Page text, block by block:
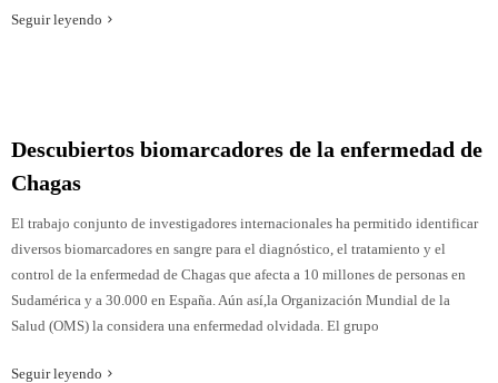
Seguir leyendo
Descubiertos biomarcadores de la enfermedad de
Chagas
El trabajo conjunto de investigadores internacionales ha permitido identificar
diversos biomarcadores en sangre para el diagnóstico, el tratamiento y el
control de la enfermedad de Chagas que afecta a 10 millones de personas en
Sudamérica y a 30.000 en España. Aún así,la Organización Mundial de la
Salud (OMS) la considera una enfermedad olvidada. El grupo
Seguir leyendo